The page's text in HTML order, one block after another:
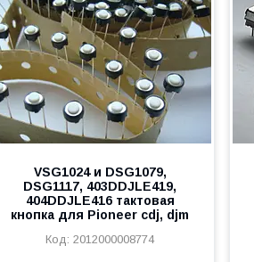
VSG1024 и DSG1079,
DSG1117, 403DDJLE419,
404DDJLE416 тактовая
кнопка для Pioneer cdj, djm
2012000008774